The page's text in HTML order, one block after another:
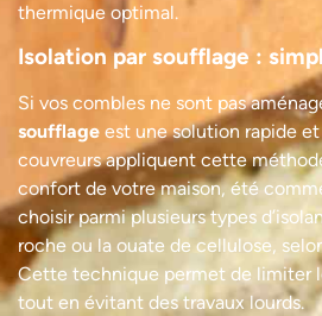
thermique optimal.
Isolation par soufflage :
Si vos combles ne sont pas
soufflage est une solution rapide
couvreurs appliquent cette
confort de votre maison, été
choisir parmi plusieurs types
roche ou la ouate de cellulose,
Cette technique permet de limiter
tout en évitant des travaux lourds.